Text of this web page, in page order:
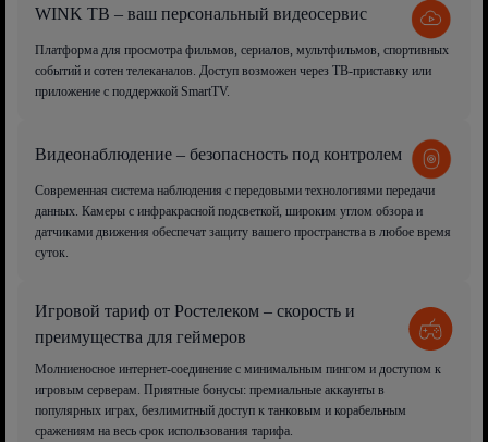
WINK ТВ – ваш персональный видеосервис
Платформа для просмотра фильмов, сериалов, мультфильмов, спортивных
событий и сотен телеканалов. Доступ возможен через ТВ-приставку или
приложение с поддержкой SmartTV.
Видеонаблюдение – безопасность под контролем
Современная система наблюдения с передовыми технологиями передачи
данных. Камеры с инфракрасной подсветкой, широким углом обзора и
датчиками движения обеспечат защиту вашего пространства в любое время
суток.
Игровой тариф от Ростелеком – скорость и
преимущества для геймеров
Молниеносное интернет-соединение с минимальным пингом и доступом к
игровым серверам. Приятные бонусы: премиальные аккаунты в
популярных играх, безлимитный доступ к танковым и корабельным
сражениям на весь срок использования тарифа.